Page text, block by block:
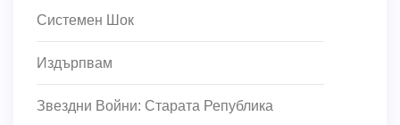
Системен Шок
Издърпвам
Звездни Войни: Старата Република